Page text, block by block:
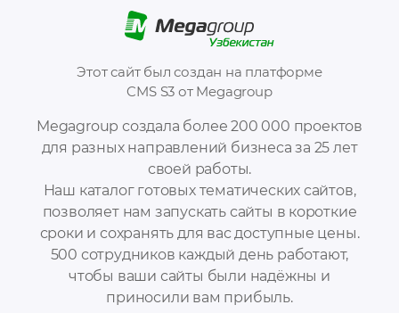
Megagroup создала более 200 000 проектов
для разных направлений бизнеса за 25 лет
своей работы.
Наш каталог готовых тематических сайтов,
позволяет нам запускать сайты в короткие
сроки и сохранять для вас доступные цены.
500 сотрудников каждый день работают,
чтобы ваши сайты были надёжны и
приносили вам прибыль.
Этот сайт был создан на платформе
CMS S3 от Megagroup